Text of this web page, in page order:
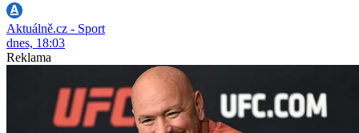
Aktuálně.cz - Sport
dnes, 18:03
Reklama